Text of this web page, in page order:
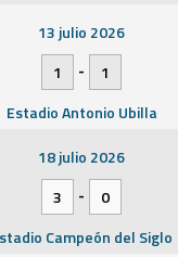
13 julio 2026
1
-
1
Estadio Antonio Ubilla
18 julio 2026
3
-
0
Campeón del Siglo